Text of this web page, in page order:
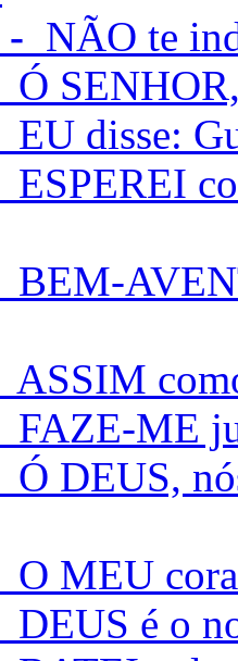
- NÃO te
Ó
EU disse:
ESPEREI
BEM-
ASSIM
FAZE-ME
Ó DEUS,
O MEU
DEUS é o